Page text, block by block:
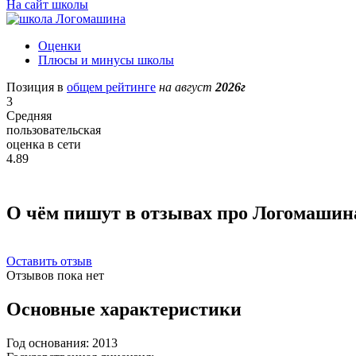
На сайт школы
Оценки
Плюсы и минусы школы
Позиция в общем рейтинге на август 2026г
3
Средняя
пользовательская
оценка в сети
4.89
О чём пишут в отзывах про
Оставить отзыв
Отзывов пока нет
Основные характеристики
Год основания: 2013